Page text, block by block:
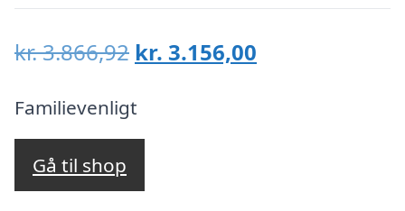
kr.3.866,92 Den
pris
var:
kr. 3.156,00
Familievenligt
Gå til shop